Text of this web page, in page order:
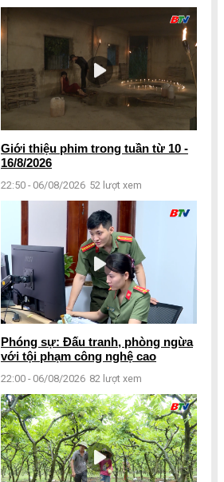
Giới thiệu phim trong tuần từ 10 -
16/8/2026
22:50 - 06/08/2026 52 lượt xem
Phóng sự: Đấu tranh, phòng ngừa
với tội phạm công nghệ cao
22:00 - 06/08/2026 82 lượt xem